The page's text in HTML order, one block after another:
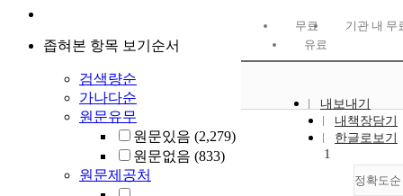
좁혀본 항목 보기순서
검색량순
가나다순
원문유무
원문있음 (2,279)
원문없음 (833)
원문제공처
무료
기관 내 무
유료
내보내기
내책장담기
한글로보기
정확도순
1